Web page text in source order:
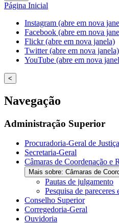
Página Inicial
Instagram (abre em nova
Facebook (abre em nova
Flickr (abre em nova janela)
Twitter (abre em nova janela)
YouTube (abre em nova
<
Navegação
Administração Superior
Procuradoria-Geral de Justiça
Secretaria-Geral
Câmaras de Coordenação e
Mais sobre: Câmaras de
Pautas de julgamento
Pesquisa de pareceres
Conselho Superior
Corregedoria-Geral
Ouvidoria